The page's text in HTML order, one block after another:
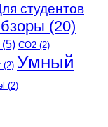
студентов
(20)
(5) СО2 (2)
(2) Умный
(2)